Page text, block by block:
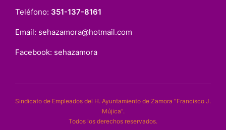
Teléfono: 351-137-8161
Email: sehazamora@hotmail.com
Facebook: sehazamora
Sindicato de Empleados del H. Ayuntamiento de Zamora "Francisco J.
Mújica".
Todos los derechos reservados.